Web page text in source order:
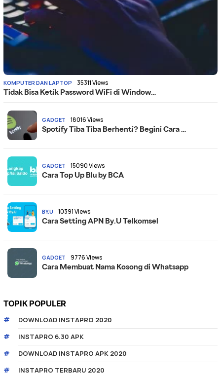
KOMPUTER DAN LAPTOP 35311 Views
Tidak Bisa Ketik Password WiFi di Window…
GADGET 18016 Views
Spotify Tiba Tiba Berhenti? Begini Cara …
GADGET 15090 Views
Cara Top Up Blu by BCA
BY.U 10391 Views
Cara Setting APN By.U Telkomsel
GADGET 9776 Views
Cara Membuat Nama Kosong di Whatsapp
TOPIK POPULER
DOWNLOAD INSTAPRO 2020
INSTAPRO 6.30 APK
DOWNLOAD INSTAPRO APK 2020
INSTAPRO TERBARU 2020